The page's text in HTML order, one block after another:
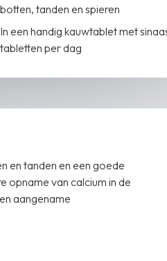
botten, tanden en spieren
In een handig kauwtablet met
tabletten per dag
en tanden en een goede
opname van calcium in de
aangename